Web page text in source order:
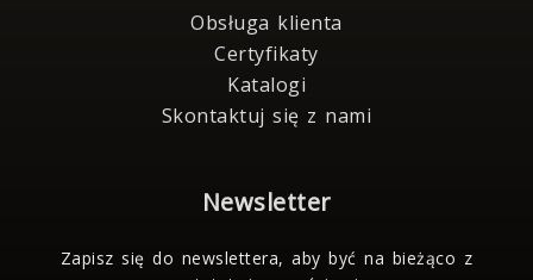
Obsługa klienta
Certyfikaty
Katalogi
Skontaktuj się z nami
Newsletter
Zapisz się do newslettera, aby być na bieżąco z